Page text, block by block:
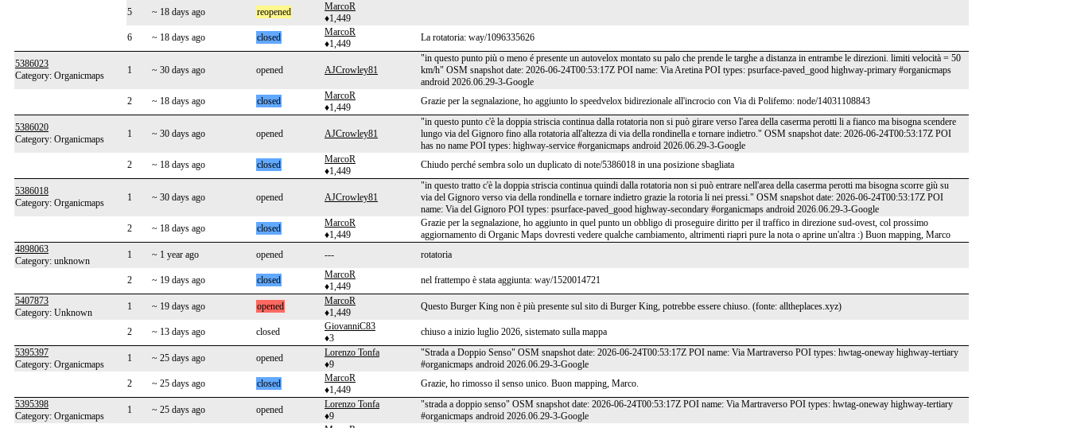
5 ~ 18 days ago reopened
MarcoR
♦1,449
6
~ 18 days ago closed
MarcoR
♦1,449
La rotatoria: way/1096335626
5386023
Category: Organicmaps
1 ~ 30 days ago opened AJCrowley81
"in questo punto più o meno é presente un autovelox montato su palo che prende le targhe a distanza in entrambe le direzioni. limiti velocità = 50
km/h" OSM snapshot date: 2026-06-24T00:53:17Z POI name: Via Aretina POI types: psurface-paved_good highway-primary #organicmaps
android 2026.06.29-3-Google
2
~ 18 days ago closed
MarcoR
♦1,449
Grazie per la segnalazione, ho aggiunto lo speedvelox bidirezionale all'incrocio con Via di Polifemo: node/14031108843
5386020
Category: Organicmaps
1 ~ 30 days ago opened AJCrowley81
"in questo punto c'è la doppia striscia continua dalla rotatoria non si può girare verso l'area della caserma perotti li a fianco ma bisogna scendere
lungo via del Gignoro fino alla rotatoria all'altezza di via della rondinella e tornare indietro." OSM snapshot date: 2026-06-24T00:53:17Z POI
has no name POI types: highway-service #organicmaps android 2026.06.29-3-Google
2
~ 18 days ago closed
MarcoR
♦1,449
Chiudo perché sembra solo un duplicato di note/5386018 in una posizione sbagliata
5386018
Category: Organicmaps
1 ~ 30 days ago opened AJCrowley81
"in questo tratto c'è la doppia striscia continua quindi dalla rotatoria non si può entrare nell'area della caserma perotti ma bisogna scorre giù su
via del Gignoro verso via della rondinella e tornare indietro grazie la rotoria li nei pressi." OSM snapshot date: 2026-06-24T00:53:17Z POI
name: Via del Gignoro POI types: psurface-paved_good highway-secondary #organicmaps android 2026.06.29-3-Google
2
~ 18 days ago closed
MarcoR
♦1,449
Grazie per la segnalazione, ho aggiunto in quel punto un obbligo di proseguire diritto per il traffico in direzione sud-ovest, col prossimo
aggiornamento di Organic Maps dovresti vedere qualche cambiamento, altrimenti riapri pure la nota o aprine un'altra :) Buon mapping, Marco
4898063
Category: unknown
1 ~ 1 year ago opened --- rotatoria
2 ~ 19 days ago closed
MarcoR
♦1,449
nel frattempo è stata aggiunta: way/1520014721
5407873
Category: Unknown
1 ~ 19 days ago opened
MarcoR
♦1,449
Questo Burger King non è più presente sul sito di Burger King, potrebbe essere chiuso. (fonte: alltheplaces.xyz)
2 ~ 13 days ago closed
GiovanniC83
♦3
chiuso a inizio luglio 2026, sistemato sulla mappa
5395397
Category: Organicmaps
1 ~ 25 days ago opened
Lorenzo Tonfa
♦9
"Strada a Doppio Senso" OSM snapshot date: 2026-06-24T00:53:17Z POI name: Via Martraverso POI types: hwtag-oneway highway-tertiary
#organicmaps android 2026.06.29-3-Google
2
~ 25 days ago closed
MarcoR
♦1,449
Grazie, ho rimosso il senso unico. Buon mapping, Marco.
5395398
Category: Organicmaps
1 ~ 25 days ago opened
Lorenzo Tonfa
♦9
"strada a doppio senso" OSM snapshot date: 2026-06-24T00:53:17Z POI name: Via Martraverso POI types: hwtag-oneway highway-tertiary
#organicmaps android 2026.06.29-3-Google